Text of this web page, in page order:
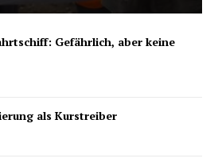
Gefährlich, aber keine
als Kurstreiber